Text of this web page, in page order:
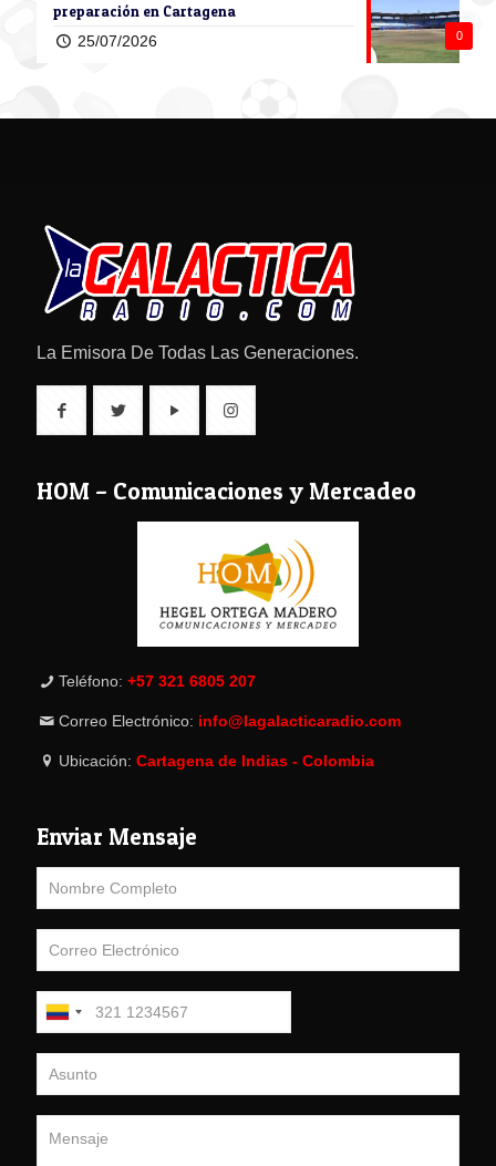
0
preparación en Cartagena
25/07/2026
La Emisora De Todas Las Generaciones.
HOM – Comunicaciones y Mercadeo
Teléfono: +57 321 6805 207
Correo Electrónico: info@lagalacticaradio.com
Ubicación: Cartagena de Indias - Colombia
Enviar Mensaje